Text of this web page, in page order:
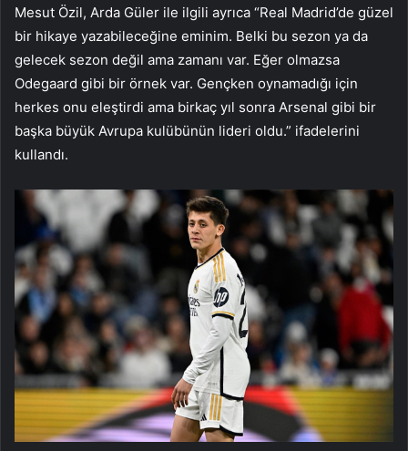
Mesut Özil, Arda Güler ile ilgili ayrıca “Real Madrid’de güzel
bir hikaye yazabileceğine eminim. Belki bu sezon ya da
gelecek sezon değil ama zamanı var. Eğer olmazsa
Odegaard gibi bir örnek var. Gençken oynamadığı için
herkes onu eleştirdi ama birkaç yıl sonra Arsenal gibi bir
başka büyük Avrupa kulübünün lideri oldu.” ifadelerini
kullandı.